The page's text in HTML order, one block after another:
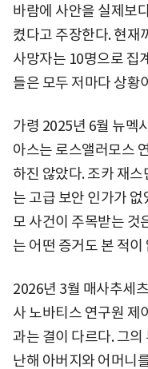
바람에 사안을 실제보
켰다고 주장한다. 현재
사망자는 10명으로 집
들은 모두 저마다 상황
가령 2025년 6월 뉴멕
아스는 로스앨러모스
하진 않았다. 조카 재
는 고급 보안 인가가
모 사건이 주목받는 것
는 어떤 증거도 본 적
2026년 3월 매사추세
사 노바티스 연구원 제
과는 결이 다르다. 그
난해 아버지와 어머니